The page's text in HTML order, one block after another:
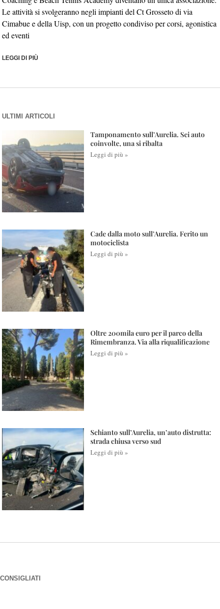
Le attività si svolgeranno negli impianti del Ct Grosseto di via
Cimabue e della Uisp, con un progetto condiviso per corsi, agonistica
ed eventi
LEGGI DI PIÙ
ULTIMI ARTICOLI
Tamponamento sull’Aurelia. Sei auto
coinvolte, una si ribalta
Leggi di più »
Cade dalla moto sull’Aurelia. Ferito un
motociclista
Leggi di più »
Oltre 200mila euro per il parco della
Rimembranza. Via alla riqualificazione
Leggi di più »
Schianto sull’Aurelia, un’auto distrutta:
strada chiusa verso sud
Leggi di più »
CONSIGLIATI